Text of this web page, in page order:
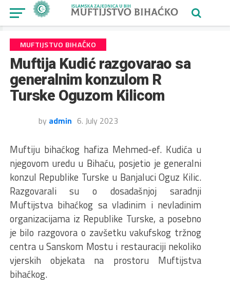
MUFTIJSTVO BIHAĆKO
Muftija Kudić razgovarao sa
generalnim konzulom R
Turske Oguzom Kilicom
by admin 6. July 2023
Muftiju bihaćkog hafiza Mehmed-ef. Kudića u
njegovom uredu u Bihaću, posjetio je generalni
konzul Republike Turske u Banjaluci Oguz Kilic.
Razgovarali su o dosadašnjoj saradnji
Muftijstva bihaćkog sa vladinim i nevladinim
organizacijama iz Republike Turske, a posebno
je bilo razgovora o zavšetku vakufskog tržnog
centra u Sanskom Mostu i restauraciji nekoliko
vjerskih objekata na prostoru Muftijstva
bihaćkog.